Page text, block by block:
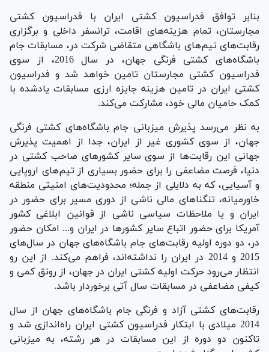
بنابر توافق فدراسیون کشتی ایران با فدراسیون کشتی
مجارستان، تمام هزینه‌های اقامت، ترانسفر داخلی و برگزاری
رقابت‌های تیم‌های باشگاهی متقاضی شرکت در، مسابقات جام
باشگاه‌های کشتی فرنگی جهان، در سال 2016، از سوی
فدراسیون کشتی مجارستان تامین خواهد شد و فدراسیون
کشتی ایران در تامین هزینه جایزه ارزی مسابقات یادشده با
کمک حامیان مالی خود، مشارکت می‌کند.
به نظر می‌رسد پذیرش میزبانی جام باشگاه‌های کشتی فرنگی
جهان، از سوی کشوری غیر از ایران، جدا از اهمیت پذیرش
جهانی این رقابت‌ها از سوی سایر کشورهای صاحب کشتی در
دنیا، فرصت مضاعفی را برای حضور بسیاری از تیم‌های اروپایی
و آسیایی، که به دلایلی از جمله؛ محدودیت‌های امنیتی منطقه
خاورمیانه، تنگناهای مالی ناشی از دوری مسیر برای حضور در
ایران و یا ملاحظات سیاسی ناشی از قوانین ابلاغی کشور
آمریکا برای حضور اتباع سایر کشورها در ایران و... امکان حضور
در، دو دوره اولیه رقابت‌های جام باشگاه‌های جهان در سال‌های
2015 و 2014 در ایران را نداشته‌اند، فراهم می‌کند. از این رو
انتظار می‌رود حرکت اولیه کشتی ایران در جهان، از رونق کمی و
کیفی مضاعفی در مسابقات سال آتی برخوردار باشد.
رقابت‌های کشتی آزاد و فرنگی جام باشگاه‌های جهان از سال
2014 میلادی با ابتکار فدراسیون کشتی ایران راه‌اندازی شد و
تاکنون دو دوره از این مسابقات در هر رشته، به میزبانی